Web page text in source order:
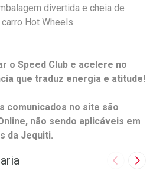
divertida e cheia de
Hot Wheels.
o Speed Club e acelere no
que traduz energia e atitude!
comunicados no site são
não sendo aplicáveis em
da Jequiti.
Imagem